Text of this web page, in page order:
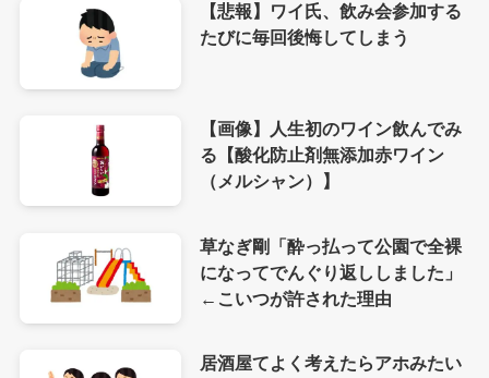
【悲報】ワイ氏、飲み会参加する
たびに毎回後悔してしまう
【画像】人生初のワイン飲んでみ
る【酸化防止剤無添加赤ワイン
（メルシャン）】
草なぎ剛「酔っ払って公園で全裸
になってでんぐり返ししました」
←こいつが許された理由
居酒屋てよく考えたらアホみたい